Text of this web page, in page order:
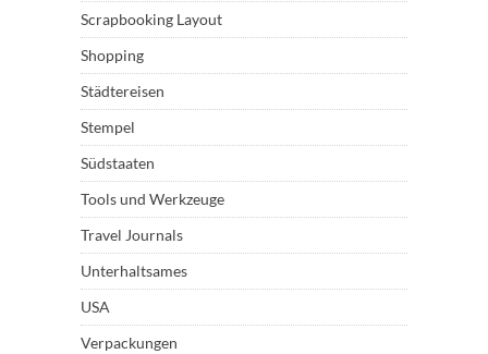
Scrapbooking Layout
Shopping
Städtereisen
Stempel
Südstaaten
Tools und Werkzeuge
Travel Journals
Unterhaltsames
USA
Verpackungen